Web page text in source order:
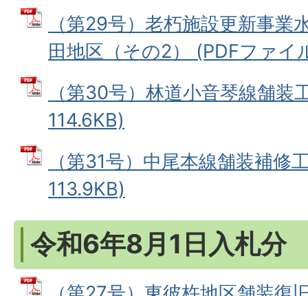
（第29号）老朽施設更新事業
田地区（その2） (PDFファイ
（第30号）林道小音琴線舗装
114.6KB)
（第31号）中尾本線舗装補修
113.9KB)
令和6年8月1日入札分